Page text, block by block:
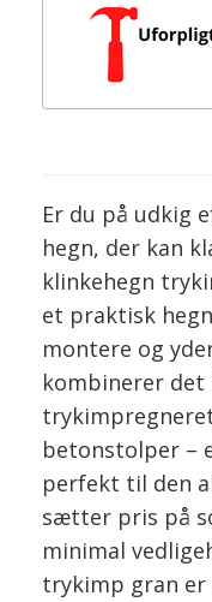
Er du på udkig
hegn, der kan
klinkehegn
et praktisk
montere og
kombinerer det
betonstolper –
perfekt til den
sætter pris på
minimal
trykimp gran er